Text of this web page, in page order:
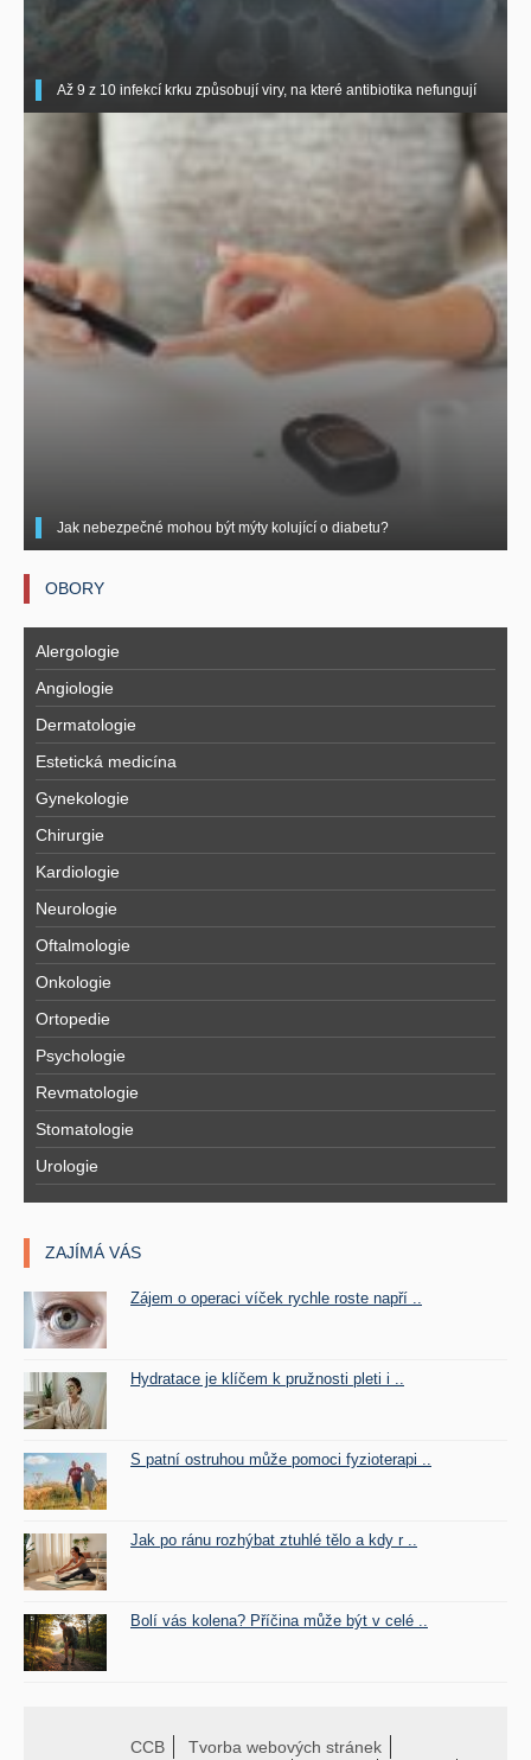
Až 9 z 10 infekcí krku způsobují viry, na které antibiotika nefungují
Jak nebezpečné mohou být mýty kolující o diabetu?
OBORY
Alergologie
Angiologie
Dermatologie
Estetická medicína
Gynekologie
Chirurgie
Kardiologie
Neurologie
Oftalmologie
Onkologie
Ortopedie
Psychologie
Revmatologie
Stomatologie
Urologie
ZAJÍMÁ VÁS
Zájem o operaci víček rychle roste napří ..
Hydratace je klíčem k pružnosti pleti i ..
S patní ostruhou může pomoci fyzioterapi ..
Jak po ránu rozhýbat ztuhlé tělo a kdy r ..
Bolí vás kolena? Příčina může být v celé ..
CCB Tvorba webových stránek